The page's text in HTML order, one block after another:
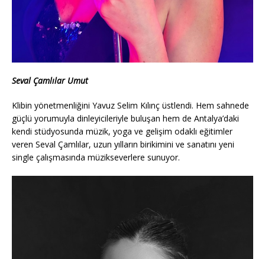
Seval Çamlılar Umut
Klibin yönetmenliğini Yavuz Selim Kılınç üstlendi. Hem sahnede
güçlü yorumuyla dinleyicileriyle buluşan hem de Antalya’daki
kendi stüdyosunda müzik, yoga ve gelişim odaklı eğitimler
veren Seval Çamlılar, uzun yılların birikimini ve sanatını yeni
single çalışmasında müzikseverlere sunuyor.